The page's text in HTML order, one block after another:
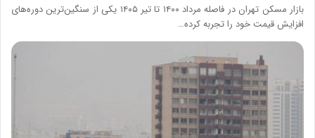
بازار مسکن تهران در فاصله مرداد ۱۴۰۰ تا تیر ۱۴۰۵ یکی از سنگین‌ترین دوره‌های
افزایش قیمت خود را تجربه کرده…